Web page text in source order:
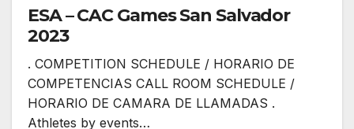
ESA – CAC Games San Salvador
2023
. COMPETITION SCHEDULE / HORARIO DE
COMPETENCIAS CALL ROOM SCHEDULE /
HORARIO DE CAMARA DE LLAMADAS .
Athletes by events…